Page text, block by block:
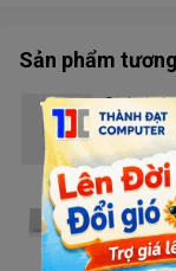
Sản phẩm
Switch
Liên hệ
Switch
Liên hệ